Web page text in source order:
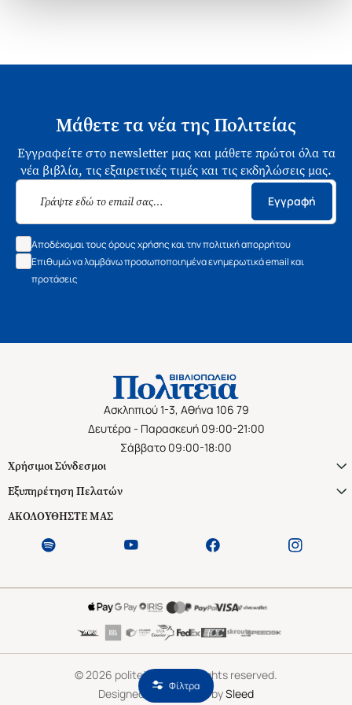
Φίλτρα
Μάθετε τα νέα της Πολιτείας
Εγγραφείτε στο newsletter μας και μάθετε πρώτοι όλα τα
νέα βιβλία, τις εξαιρετικές τιμές και τις εκδηλώσεις μας.
Εγγραφή
Αποδέχομαι τους όρους χρήσης και την πολιτική απορρήτου
Επιθυμώ να λαμβάνω προσωποποιημένα ενημερωτικά email και
προτάσεις
Ασκληπιού 1-3, Αθήνα 106 79
Δευτέρα - Παρασκευή 09:00-21:00
Σάββατο 09:00-18:00
Χρήσιμοι Σύνδεσμοι
Εξυπηρέτηση Πελατών
ΑΚΟΛΟΥΘΗΣΤΕ ΜΑΣ
© 2026 politeianet.gr All rights reserved.
Designed & Developed bySleed